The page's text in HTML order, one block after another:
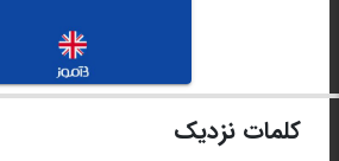
کلمات نزدیک